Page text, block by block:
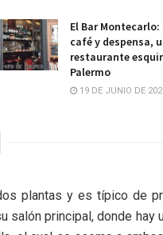
El Bar Montecarlo:
café y despensa,
restaurante
Palermo
19 DE JUNIO DE
plantas y es típico de
salón principal, donde hay